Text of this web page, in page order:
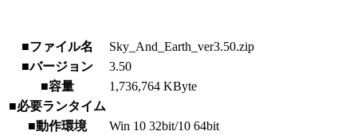
■ファイル名
Sky_And_Earth_ver3.50.zip
■バージョン
3.50
■容量
1,736,764 KByte
■必要ランタイム
■動作環境
Win 10 32bit/10 64bit